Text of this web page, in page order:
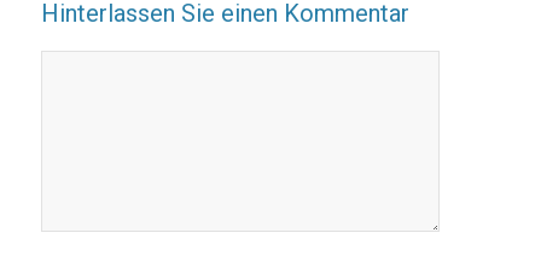
Hinterlassen Sie einen Kommentar